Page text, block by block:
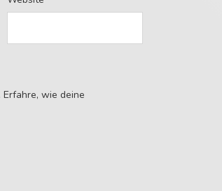
Erfahre, wie deine